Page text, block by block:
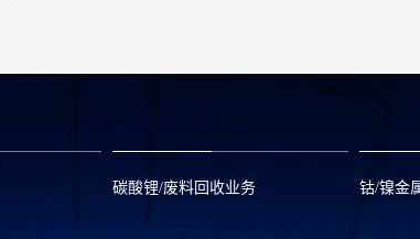
碳酸锂/废料回收业务 钴/镍金